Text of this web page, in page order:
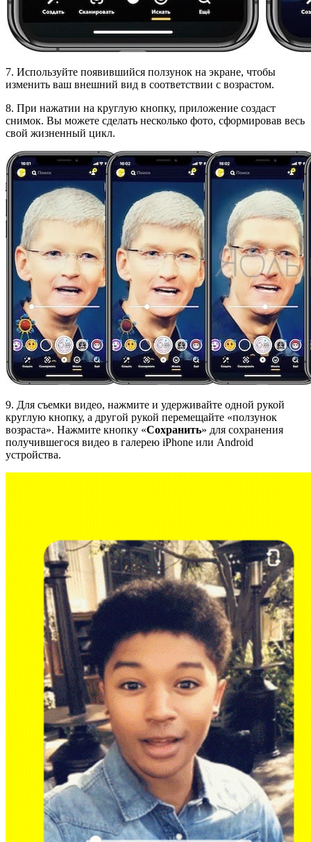
7. Используйте появившийся ползунок на экране, чтобы
изменить ваш внешний вид в соответствии с возрастом.
8. При нажатии на круглую кнопку, приложение создаст
снимок. Вы можете сделать несколько фото, сформировав весь
свой жизненный цикл.
9. Для съемки видео, нажмите и удерживайте одной рукой
круглую кнопку, а другой рукой перемещайте «ползунок
возраста». Нажмите кнопку «Сохранить» для сохранения
получившегося видео в галерею iPhone или Android
устройства.